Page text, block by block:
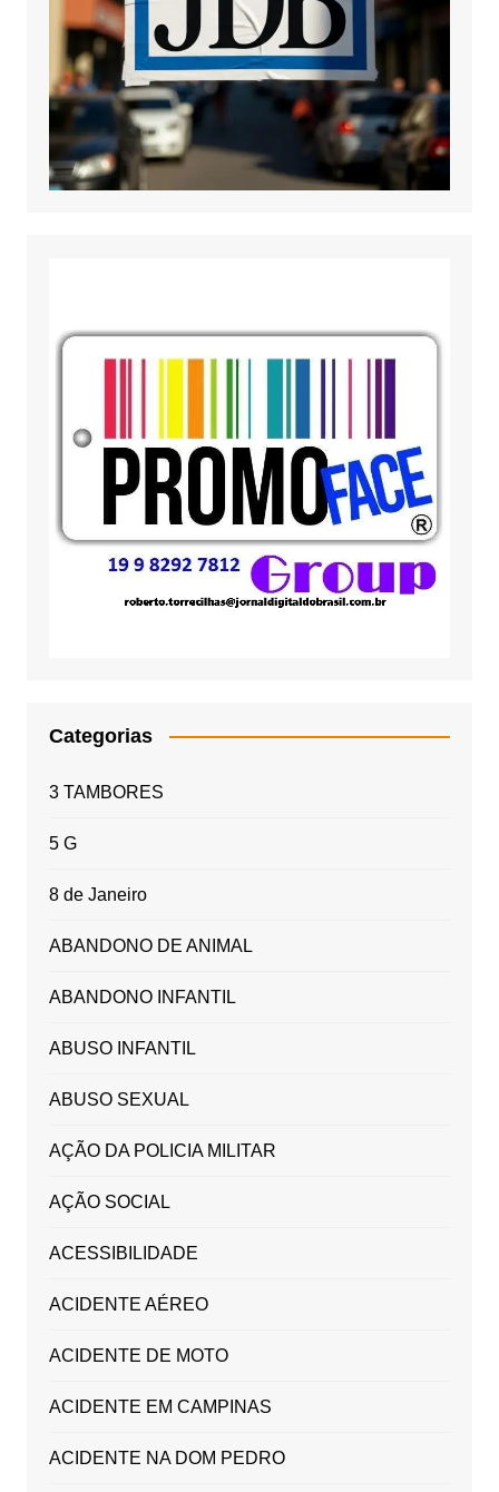
Categorias
3 TAMBORES
5 G
8 de Janeiro
ABANDONO DE ANIMAL
ABANDONO INFANTIL
ABUSO INFANTIL
ABUSO SEXUAL
AÇÃO DA POLICIA MILITAR
AÇÃO SOCIAL
ACESSIBILIDADE
ACIDENTE AÉREO
ACIDENTE DE MOTO
ACIDENTE EM CAMPINAS
ACIDENTE NA DOM PEDRO